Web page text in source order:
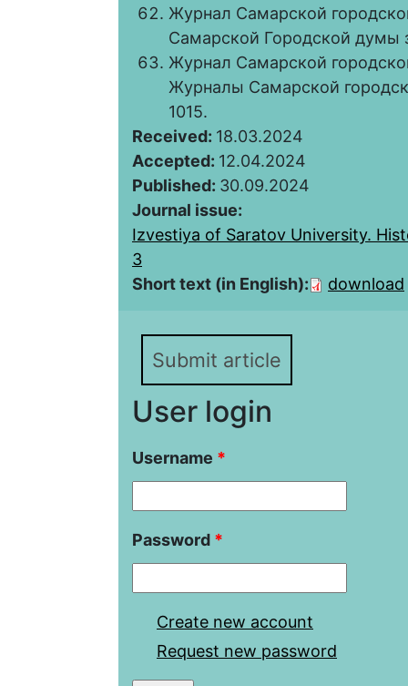
Журнал Самарской
Самарской Городской думы
Журнал Самарской
Журналы Самарской
1015.
Received: 18.03.2024
Accepted: 12.04.2024
Published: 30.09.2024
Journal issue:
Izvestiya of Saratov University.
3
Short text (in English):
download
Submit article
User login
Username *
Password *
Create new account
Request new password